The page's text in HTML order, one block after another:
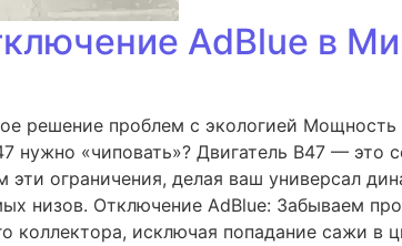
AdBlue в
решение проблем с экологией
«чиповать»? Двигатель B47 — это
ограничения, делая ваш универсал
низов. Отключение AdBlue: Забываем
коллектора, исключая попадание сажи в